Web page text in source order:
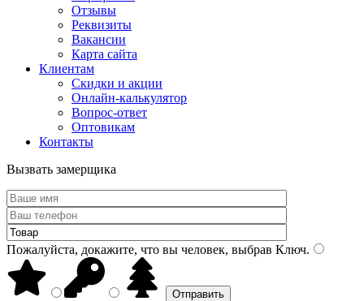
Отзывы
Реквизиты
Вакансии
Карта сайта
Клиентам
Скидки и акции
Онлайн-калькулятор
Вопрос-ответ
Оптовикам
Контакты
Вызвать замерщика
Пожалуйста, докажите, что вы человек, выбрав Ключ.